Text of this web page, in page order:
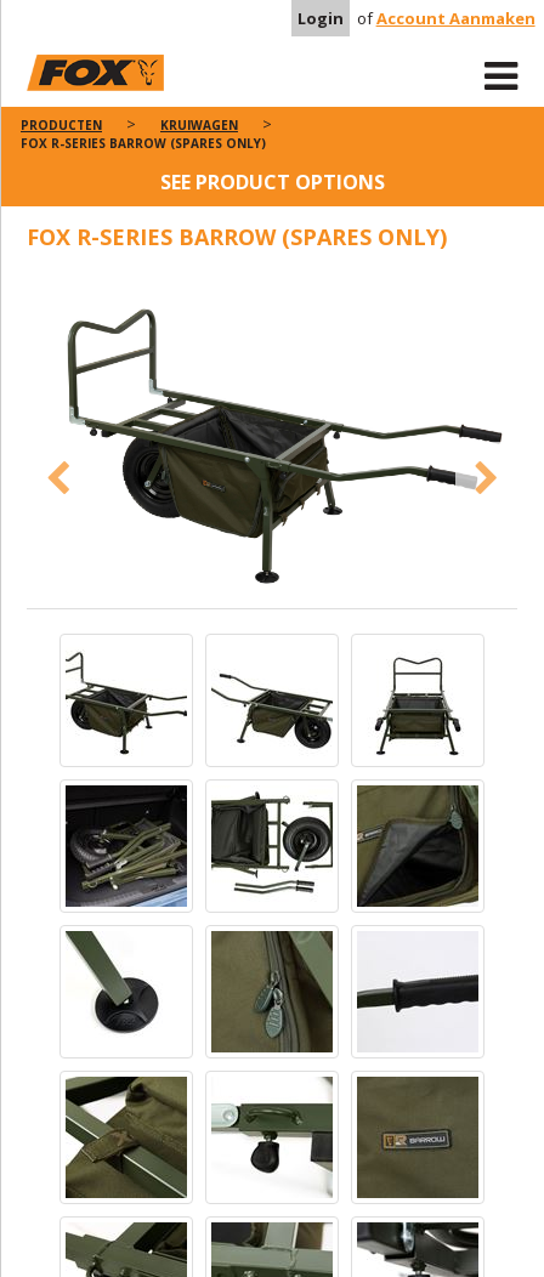
Login ofAccount Aanmaken
PRODUCTEN
KRUIWAGEN
FOX R-SERIES BARROW (SPARES ONLY)
SEE PRODUCT OPTIONS
FOX R-SERIES BARROW (SPARES ONLY)